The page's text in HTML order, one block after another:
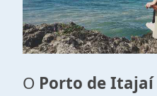
O Porto de Itajaí